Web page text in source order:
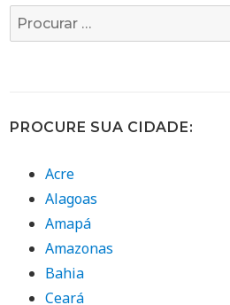
Busca
por:
PROCURE SUA CIDADE:
Acre
Alagoas
Amapá
Amazonas
Bahia
Ceará